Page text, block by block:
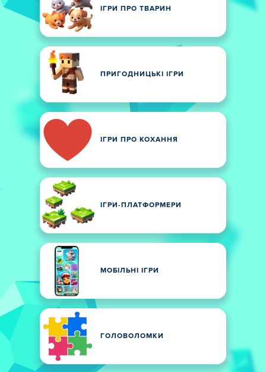
ІГРИ ПРО ТВАРИН
ПРИГОДНИЦЬКІ ІГРИ
ІГРИ ПРО КОХАННЯ
ІГРИ-ПЛАТФОРМЕРИ
МОБІЛЬНІ ІГРИ
ГОЛОВОЛОМКИ